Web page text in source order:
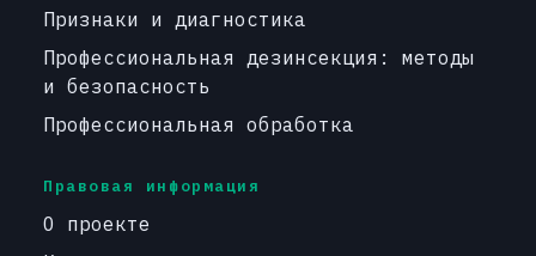
Признаки и диагностика
Профессиональная дезинсекция: методы
и безопасность
Профессиональная обработка
Правовая информация
О проекте